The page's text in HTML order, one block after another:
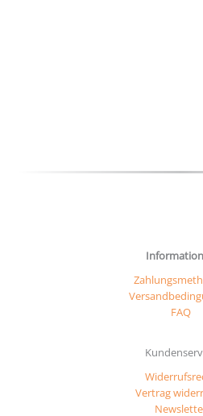
werden
FAQ
Vertrag